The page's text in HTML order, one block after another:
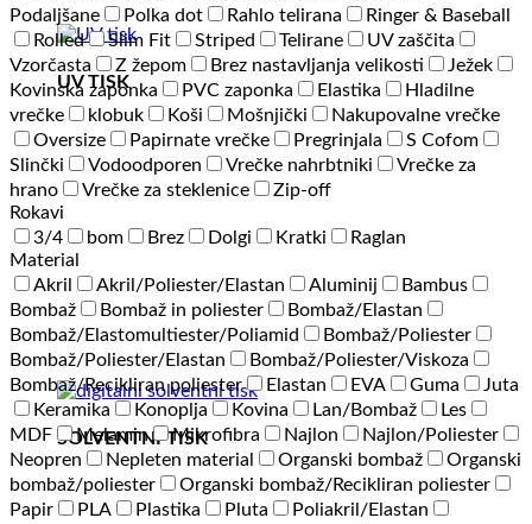
UV TISK
SOLVENTNI TISK
Podaljšane
Polka dot Rahlo telirana
Ringer & Baseball
Rolled
Slim Fit Striped Telirane
UV zaščita
Vzorčasta
Z žepom Brez nastavljanja velikosti
Ježek
Kovinska zaponka
PVC zaponka Elastika
Hladilne
vrečke
klobuk Koši Mošnjički
Nakupovalne vrečke
Oversize
Papirnate vrečke Pregrinjala
S Cofom
Slinčki
Vodoodporen Vrečke nahrbtniki
Vrečke za
hrano
Vrečke za steklenice
Zip-off
Rokavi
3/4
bom Brez Dolgi Kratki
Raglan
Material
Akril
Akril/Poliester/Elastan Aluminij
Bambus
Bombaž
Bombaž in poliester
Bombaž/Elastan
Bombaž/Elastomultiester/Poliamid
Bombaž/Poliester
Bombaž/Poliester/Elastan
Bombaž/Poliester/Viskoza
Bombaž/Recikliran poliester
Elastan EVA Guma
Juta
Keramika
Konoplja Kovina Lan/Bombaž
Les
MDF
Melamin Mikrofibra Najlon
Najlon/Poliester
Neopren
Nepleten material Organski bombaž
Organski
bombaž/poliester
Organski bombaž/Recikliran poliester
Papir
PLA Plastika Pluta
Poliakril/Elastan